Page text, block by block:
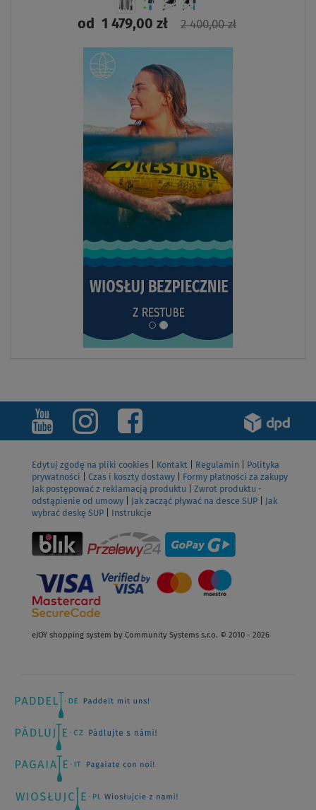
od 1 479,00 zł 2 400,00 zł
Edytuj zgodę na pliki cookies Kontakt Regulamin
Polityka
prywatności
Czas i koszty dostawy
Formy płatności za zakupy
Jak postępować z reklamacją produktu
Zwrot produktu -
odstąpienie od umowy
Jak zacząć pływać na desce SUP
Jak
wybrać deskę SUP
Instrukcje
eJOY shopping system by Community Systems s.r.o. © 2010 - 2026